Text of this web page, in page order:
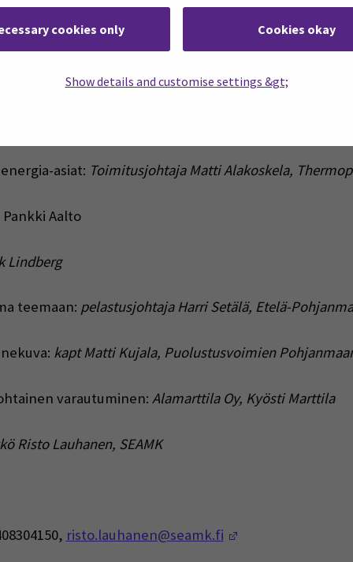
cookies only Cookies okay
Show details and customise settings &gt;
Lakiasianjohtaja Aleksi Forsström,POP Pankki
/ Ilmastonmuutosnäkökulma:Katriina Keto ja Juhani
asiat: Toimitusjohtaja Matti Alakoskela,
Aalto
Lindberg
teemaan: pelastusjohtaja Harri Setälä, Etelä-
kapt Matti Kujala, Puolustusvoimien
varautuminen: Alamarttila Oy, Kyösti Marttila
Risto Lauhanen, SEAMK
risto.lauhanen@seamk.fi